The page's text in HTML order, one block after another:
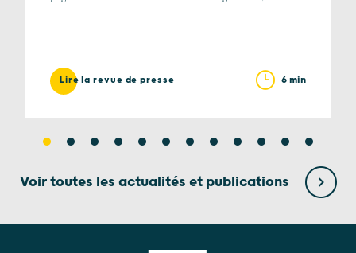
Lire la revue de presse 6 min
Voir toutes les actualités et publications